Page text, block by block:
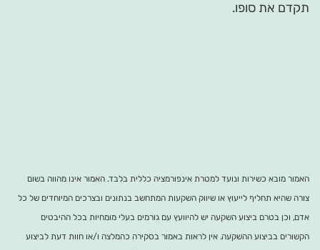
תקדם את סופו.
האמור מובא כשירות ונועד למטרת אינפורמציה כללית בלבד. האמור אינו מהווה בשום
צורה שהיא תחליף לייעוץ או שיווק השקעות המתחשב בנתונים ובצרכים המיוחדים של כל
אדם, וכן בטרם ביצוע השקעה יש להיוועץ עם גורמים בעלי מומחיות בכל ההיבטים
הקשורים בביצוע ההשקעה. אין לראות באמור בסקירה כהמלצה ו/או חוות דעת לביצוע